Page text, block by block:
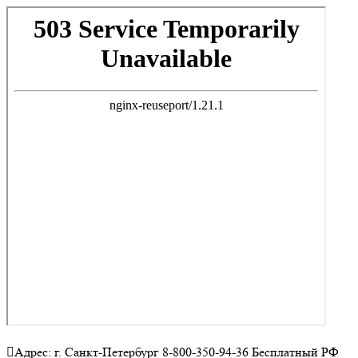
Адрес: г. Санкт-Петербург 8-800-350-94-36 Бесплатный РФ